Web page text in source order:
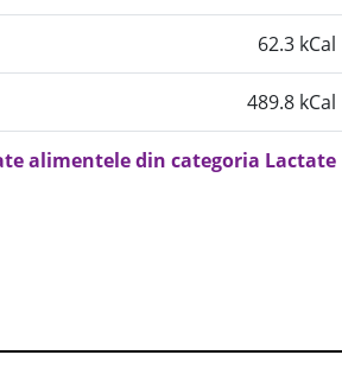
62.3 kCal
489.8 kCal
alimentele din categoria Lactate